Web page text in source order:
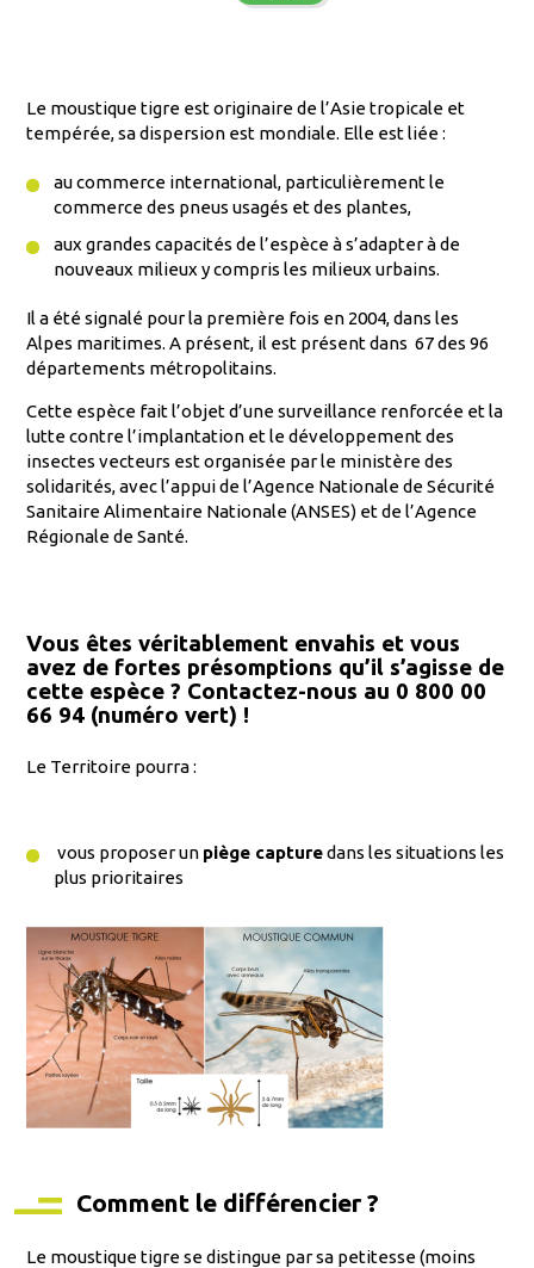
Le moustique tigre est originaire de l’Asie tropicale et
tempérée, sa dispersion est mondiale. Elle est liée :
au commerce international, particulièrement le
commerce des pneus usagés et des plantes,
aux grandes capacités de l’espèce à s’adapter à de
nouveaux milieux y compris les milieux urbains.
Il a été signalé pour la première fois en 2004, dans les
Alpes maritimes. A présent, il est présent dans 67 des 96
départements métropolitains.
Cette espèce fait l’objet d’une surveillance renforcée et la
lutte contre l’implantation et le développement des
insectes vecteurs est organisée par le ministère des
solidarités, avec l’appui de l’Agence Nationale de Sécurité
Sanitaire Alimentaire Nationale (ANSES) et de l’Agence
Régionale de Santé.
Vous êtes véritablement envahis et vous
avez de fortes présomptions qu’il s’agisse de
cette espèce ? Contactez-nous au 0 800 00
66 94 (numéro vert) !
Le Territoire pourra :
vous proposer un piège capturedans les situations les
plus prioritaires
Comment le différencier ?
Le moustique tigre se distingue par sa petitesse (moins